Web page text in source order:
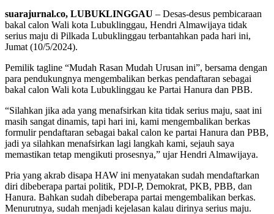
suarajurnal.co, LUBUKLINGGAU – Desas-desus pembicaraan
bakal calon Wali kota Lubuklinggau, Hendri Almawijaya tidak
serius maju di Pilkada Lubuklinggau terbantahkan pada hari ini,
Jumat (10/5/2024).
Pemilik tagline “Mudah Rasan Mudah Urusan ini”, bersama dengan
para pendukungnya mengembalikan berkas pendaftaran sebagai
bakal calon Wali kota Lubuklinggau ke Partai Hanura dan PBB.
“Silahkan jika ada yang menafsirkan kita tidak serius maju, saat ini
masih sangat dinamis, tapi hari ini, kami mengembalikan berkas
formulir pendaftaran sebagai bakal calon ke partai Hanura dan PBB,
jadi ya silahkan menafsirkan lagi langkah kami, sejauh saya
memastikan tetap mengikuti prosesnya,” ujar Hendri Almawijaya.
Pria yang akrab disapa HAW ini menyatakan sudah mendaftarkan
diri dibeberapa partai politik, PDI-P, Demokrat, PKB, PBB, dan
Hanura. Bahkan sudah dibeberapa partai mengembalikan berkas.
Menurutnya, sudah menjadi kejelasan kalau dirinya serius maju.